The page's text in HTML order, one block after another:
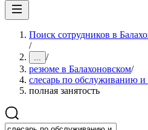
Поиск сотрудников в
/
... /
резюме в Балахоновском/
слесарь по обслуживанию
полная занятость